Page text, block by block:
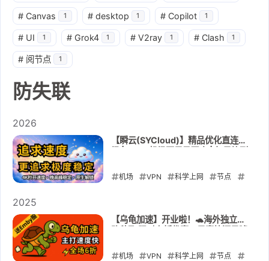
# Canvas 1 # desktop 1 # Copilot 1
# UI 1 # Grok4 1 # V2ray 1 # Clash 1
# 阅节点 1
防失联
2026
【瞬云(SYCloud)】精品优化直连机
机场 VPN 科学上网 节点
SYCloud
2025
【乌龟加速】开业啦！🐢海外独立线
影视库
机场 VPN 科学上网 节点